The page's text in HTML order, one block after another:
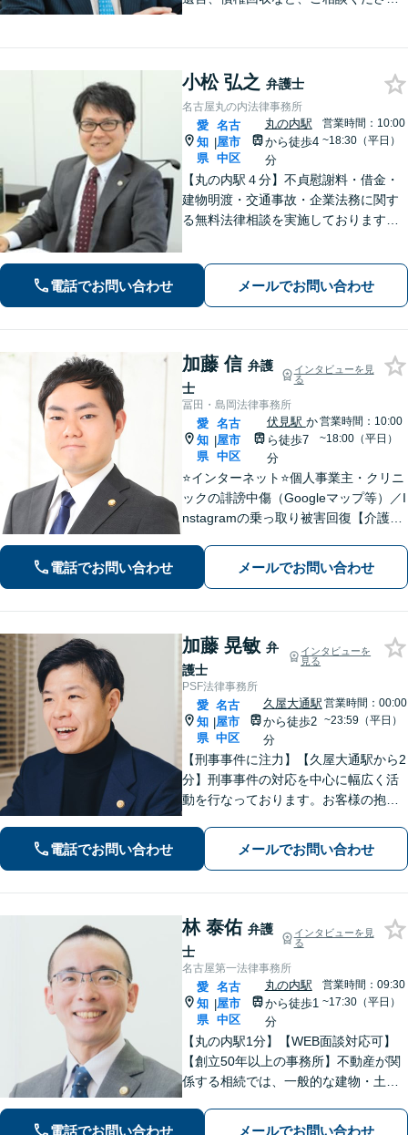
意対応いたします。【Web面談対応
可】
小松 弘之 弁護士
名古屋丸の内法律事務所
愛
知
県
|
名古
屋市
中区
丸の内駅
から徒歩4
分
営業時間：10:00
~18:30（平日）
【丸の内駅４分】不貞慰謝料・借金・
建物明渡・交通事故・企業法務に関す
る無料法律相談を実施しております。
を法的に早期解決します。
電話でお問い合わせ メールでお問い合わせ
加藤 信 弁護
士
インタビューを見
る
冨田・島岡法律事務所
愛
知
県
|
名古
屋市
中区
伏見駅 か
ら徒歩7
分
営業時間：10:00
~18:00（平日）
⭐️インターネット⭐️個人事業主・クリニ
ックの誹謗中傷（Googleマップ等）／I
nstagramの乗っ取り被害回復【介護・
から法改正・入居者対応まで適切に対
応【WEB面談対応】【休日・夜間相談
電話でお問い合わせ メールでお問い合わせ
加藤 晃敏 弁
護士
インタビューを
見る
PSF法律事務所
愛
知
県
|
名古
屋市
中区
久屋大通駅
から徒歩2
分
営業時間：00:00
~23:59（平日）
【刑事事件に注力】【久屋大通駅から2
分】刑事事件の対応を中心に幅広く活
動を行なっております。お客様の抱え
スピーディーかつ笑顔を忘れない対応
を心がけております。お気軽にご相談
電話でお問い合わせ メールでお問い合わせ
林 泰佑 弁護
士
インタビューを見
る
名古屋第一法律事務所
愛
知
県
|
名古
屋市
中区
丸の内駅
から徒歩1
分
営業時間：09:30
~17:30（平日）
【丸の内駅1分】【WEB面談対応可】
【創立50年以上の事務所】不動産が関
係する相続では、一般的な建物・土地
「IT法務部によるチームでの問題解
電話でお問い合わせ メールでお問い合わせ